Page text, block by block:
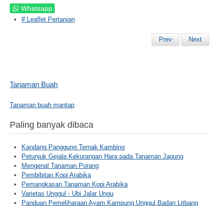
Whatsapp
# Leaflet Pertanian
Prev Next
Tanaman Buah
Tanaman buah mantap
Paling banyak dibaca
Kandang Panggung Ternak Kambing
Petunjuk Gejala Kekurangan Hara pada Tanaman Jagung
Mengenal Tanaman Porang
Pembibitan Kopi Arabika
Pemangkasan Tanaman Kopi Arabika
Varietas Unggul - Ubi Jalar Ungu
Panduan Pemeliharaan Ayam Kampung Unggul Badan Litbang